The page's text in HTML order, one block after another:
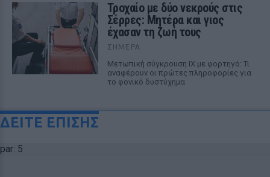
Τροχαίο με δύο νεκρούς στις
Σέρρες: Μητέρα και γιος
έχασαν τη ζωή τους
ΣΉΜΕΡΑ
Μετωπική σύγκρουση ΙΧ με φορτηγό: Τι
αναφέρουν οι πρώτες πληροφορίες για
το φονικό δυστύχημα
ΔΕΙΤΕ ΕΠΙΣΗΣ
par: 5